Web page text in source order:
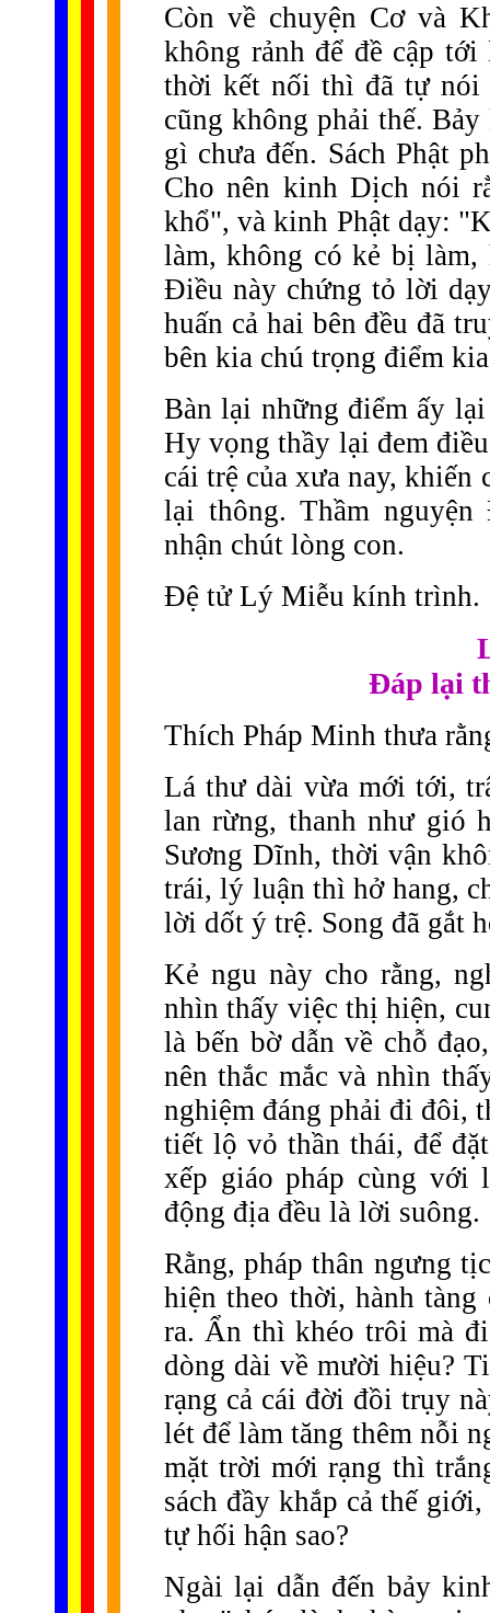
Còn về chuyện Cơ và
không rảnh để đề cập
thời kết nối thì đã tự nói
cũng không phải thế.
gì chưa đến. Sách Phật
Cho nên kinh Dịch nói
khổ", và kinh Phật dạy:
làm, không có kẻ bị làm,
Điều này chứng tỏ lời
huấn cả hai bên đều đã
bên kia chú trọng điểm
Bàn lại những điểm ấy
Hy vọng thầy lại đem
cái trệ của xưa nay, khiến
lại thông. Thầm
nhận chút lòng con.
Đệ tử Lý Miễu kính trình.
Đáp lại
Thích Pháp Minh thưa
Lá thư dài vừa mới tới,
lan rừng, thanh như gió
Sương Dĩnh, thời vận
trái, lý luận thì hở hang,
lời dốt ý trệ. Song đã gắt
Kẻ ngu này cho rằng,
nhìn thấy việc thị hiện,
là bến bờ dẫn về chỗ
nên thắc mắc và nhìn
nghiệm đáng phải đi đôi,
tiết lộ vỏ thần thái, để
xếp giáo pháp cùng với
động địa đều là lời suông.
Rằng, pháp thân ngưng
hiện theo thời, hành
ra. Ẩn thì khéo trôi mà
dòng dài về mười hiệu?
rạng cả cái đời đồi trụy
lét để làm tăng thêm nỗi
mặt trời mới rạng thì
sách đầy khắp cả thế
tự hối hận sao?
Ngài lại dẫn đến bảy